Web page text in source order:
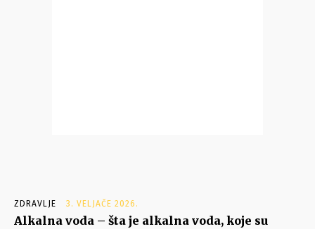
ZDRAVLJE 3. VELJAČE 2026.
Alkalna voda – šta je alkalna voda, koje su